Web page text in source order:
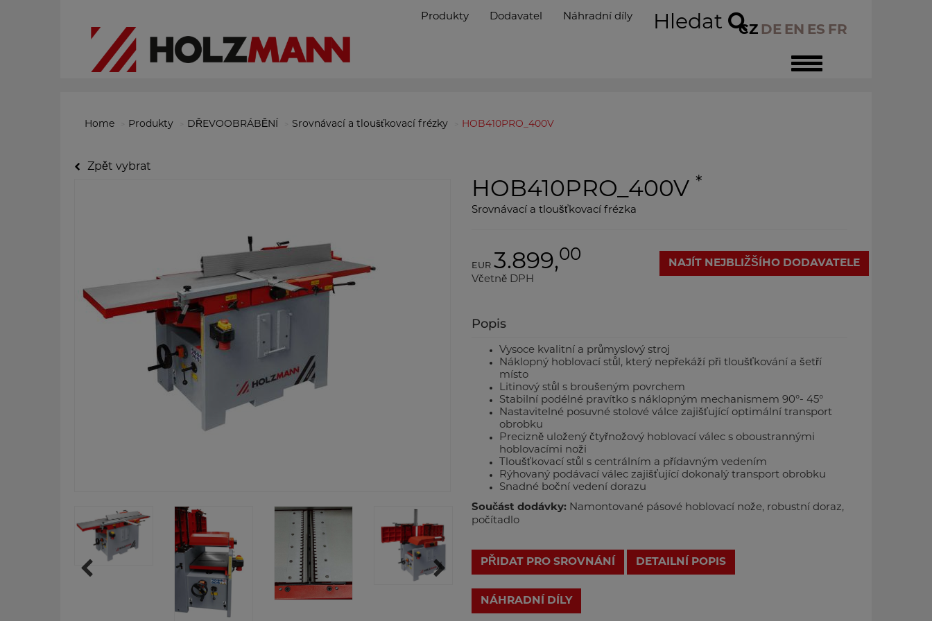
Toggle
navigation
CZ DE EN ES FR
Produkty Dodavatel Náhradní díly Hledat
Home Produkty DŘEVOOBRÁBĚNÍ Srovnávací a tloušťkovací frézky HOB410PRO_400V
Zpět vybrat
HOB410PRO_400V *
Srovnávací a tloušťkovací frézka
EUR 3.899,00
Včetně DPH
NAJÍT NEJBLIŽŠÍHO DODAVATELE
Popis
Vysoce kvalitní a průmyslový stroj
Náklopný hoblovací stůl, který nepřekáží při tloušťkování a šetří
místo
Litinový stůl s broušeným povrchem
Stabilní podélné pravítko s náklopným mechanismem 90°- 45°
Nastavitelné posuvné stolové válce zajišťující optimální transport
obrobku
Precizně uložený čtyřnožový hoblovací válec s oboustrannými
hoblovacími noži
Tloušťkovací stůl s centrálním a přídavným vedením
Rýhovaný podávací válec zajišťující dokonalý transport obrobku
Snadné boční vedení dorazu
Součást dodávky:Namontované pásové hoblovací nože, robustní doraz,
počítadlo
PŘIDAT PRO SROVNÁNÍ DETAILNÍ POPIS